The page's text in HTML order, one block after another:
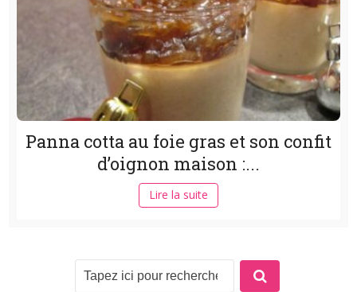
Panna cotta au foie gras et son confit
d’oignon maison :...
Lire la suite